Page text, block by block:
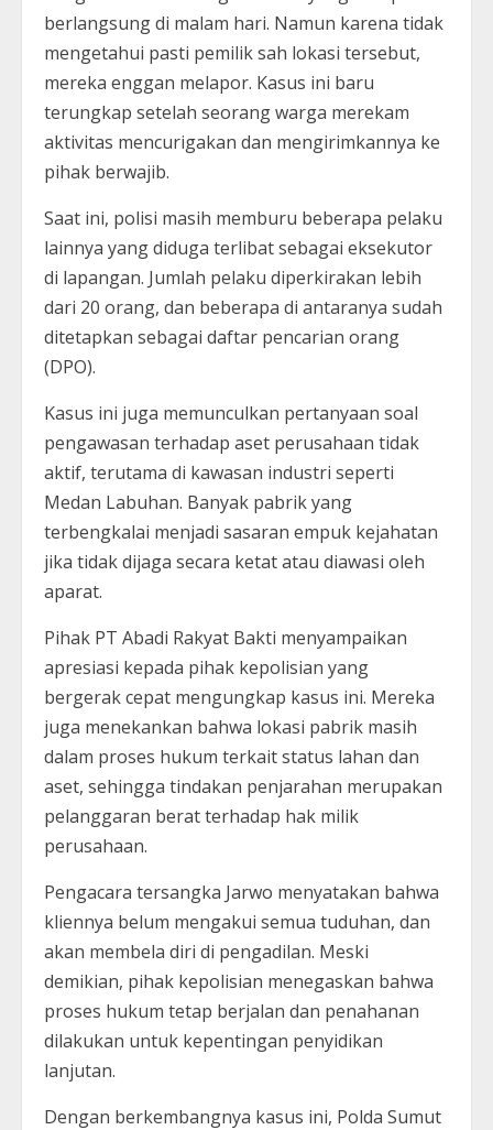
berlangsung di malam hari. Namun karena tidak
mengetahui pasti pemilik sah lokasi tersebut,
mereka enggan melapor. Kasus ini baru
terungkap setelah seorang warga merekam
aktivitas mencurigakan dan mengirimkannya ke
pihak berwajib.
Saat ini, polisi masih memburu beberapa pelaku
lainnya yang diduga terlibat sebagai eksekutor
di lapangan. Jumlah pelaku diperkirakan lebih
dari 20 orang, dan beberapa di antaranya sudah
ditetapkan sebagai daftar pencarian orang
(DPO).
Kasus ini juga memunculkan pertanyaan soal
pengawasan terhadap aset perusahaan tidak
aktif, terutama di kawasan industri seperti
Medan Labuhan. Banyak pabrik yang
terbengkalai menjadi sasaran empuk kejahatan
jika tidak dijaga secara ketat atau diawasi oleh
aparat.
Pihak PT Abadi Rakyat Bakti menyampaikan
apresiasi kepada pihak kepolisian yang
bergerak cepat mengungkap kasus ini. Mereka
juga menekankan bahwa lokasi pabrik masih
dalam proses hukum terkait status lahan dan
aset, sehingga tindakan penjarahan merupakan
pelanggaran berat terhadap hak milik
perusahaan.
Pengacara tersangka Jarwo menyatakan bahwa
kliennya belum mengakui semua tuduhan, dan
akan membela diri di pengadilan. Meski
demikian, pihak kepolisian menegaskan bahwa
proses hukum tetap berjalan dan penahanan
dilakukan untuk kepentingan penyidikan
lanjutan.
Dengan berkembangnya kasus ini, Polda Sumut